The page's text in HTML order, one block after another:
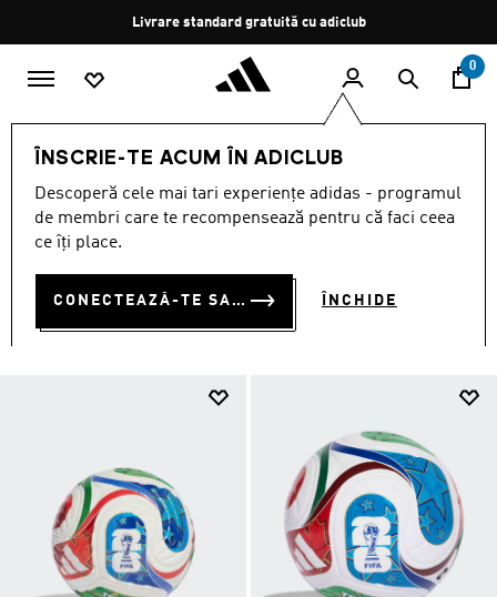
Oprește
rotația
Retur gratuit
0
ÎNSCRIE-TE ACUM ÎN ADICLUB
Descoperă cele mai tari experiențe adidas - programul
de membri care te recompensează pentru că faci ceea
ce îți place.
CONECTEAZĂ-TE SAU ÎNSCRIE-TE ACUM ÎNCHIDE
SPORTURI Fotbal Accesorii
ACCESORII DE FOTBAL (422)